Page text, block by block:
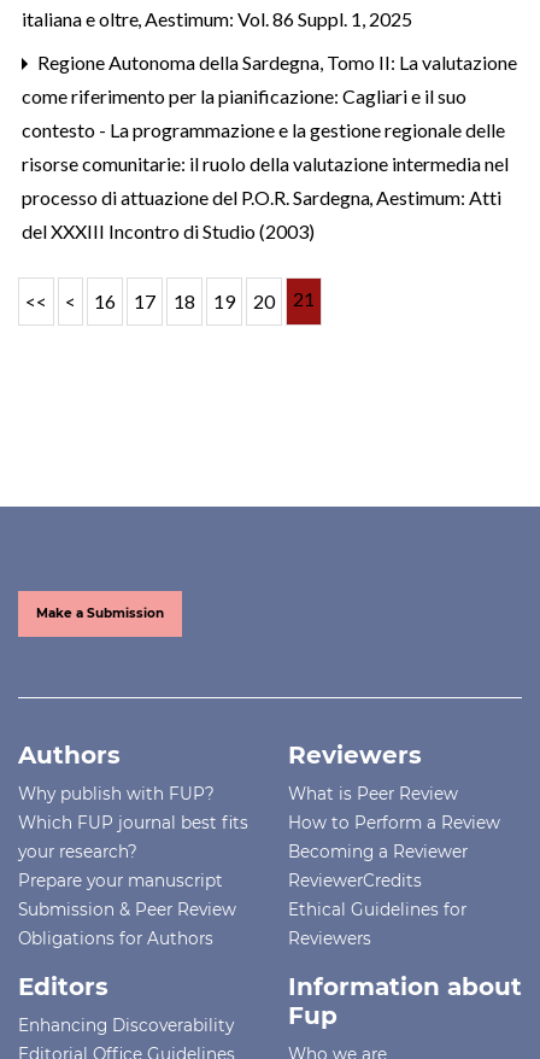
italiana e oltre,Aestimum: Vol. 86 Suppl. 1, 2025
Regione Autonoma della Sardegna, Tomo II: La valutazione
come riferimento per la pianificazione: Cagliari e il suo
contesto - La programmazione e la gestione regionale delle
risorse comunitarie: il ruolo della valutazione intermedia nel
processo di attuazione del P.O.R. Sardegna,Aestimum: Atti
del XXXIII Incontro di Studio (2003)
<< < 16 17 18 19 20 21
Make a Submission
Authors
Why publish with FUP?
Which FUP journal best fits
your research?
Prepare your manuscript
Submission & Peer Review
Obligations for Authors
Reviewers
What is Peer Review
How to Perform a Review
Becoming a Reviewer
ReviewerCredits
Ethical Guidelines for
Reviewers
Editors
Enhancing Discoverability
Editorial Office Guidelines
Information about
Fup
Who we are